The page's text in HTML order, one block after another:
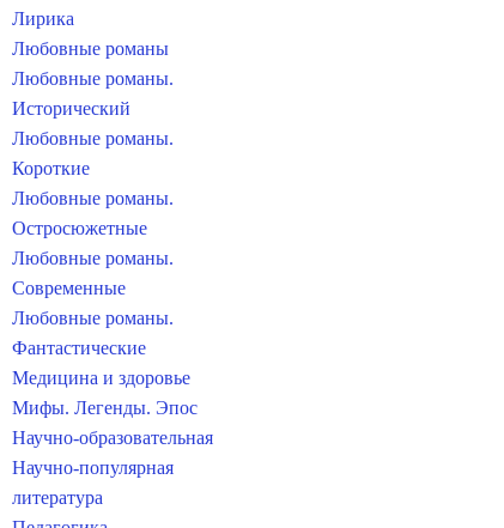
Лирика
Любовные романы
Любовные романы.
Исторический
Любовные романы.
Короткие
Любовные романы.
Остросюжетные
Любовные романы.
Современные
Любовные романы.
Фантастические
Медицина и здоровье
Мифы. Легенды. Эпос
Научно-образовательная
Научно-популярная
литература